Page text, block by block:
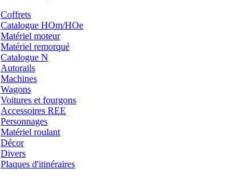
Coffrets
Catalogue HOm/HOe
Matériel moteur
Matériel remorqué
Catalogue N
Autorails
Machines
Wagons
Voitures et fourgons
Accessoires REE
Personnages
Matériel roulant
Décor
Divers
Plaques d'itinéraires